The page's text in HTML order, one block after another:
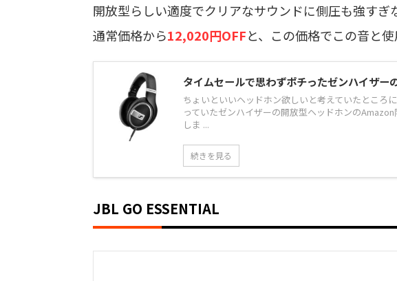
開放型らしい適度でクリアなサウンドに側圧も強すぎ
通常価格から12,020円OFFと、この価格でこの音と
タイムセールで思わずポチったゼンハイザー
ちょいといいヘッドホン欲しいと考えていたところ
っていたゼンハイザーの開放型ヘッドホンの
しま ...
続きを見る
JBL GO ESSENTIAL